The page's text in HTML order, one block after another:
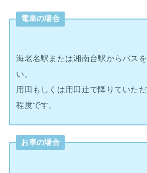
電車の場合
海老名駅または湘南台駅からバス
い。
用田もしくは用田辻で降りていた
程度です。
お車の場合